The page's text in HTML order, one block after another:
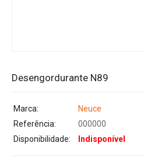
Desengordurante N89
Marca:
Neuce
Referência:
000000
Disponibilidade:
Indisponível